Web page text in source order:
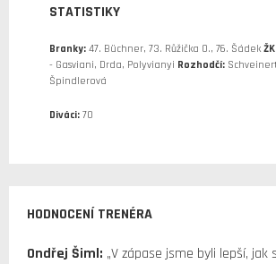
STATISTIKY
Branky: 47. Büchner, 73. Růžička O., 76. Šádek
- Gasviani, Drda, Polyvianyi Rozhodčí:
Špindlerová
Diváci: 70
HODNOCENÍ TRENÉRA
Ondřej Šiml: „V zápase jsme byli lepší, jak